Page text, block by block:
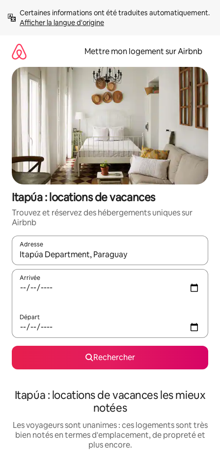
directement
Afficher la langue d'origine
Mettre mon logement sur Airbnb
Itapúa : locations de vacances
Trouvez et réservez des hébergements uniques sur
Airbnb
Adresse
Lorsque les résultats s'affichent, utilisez les flèches vers le
Arrivée
Départ
Rechercher
Itapúa : locations de vacances les mieux
notées
Les voyageurs sont unanimes : ces logements sont très
bien notés en termes d'emplacement, de propreté et
plus encore.